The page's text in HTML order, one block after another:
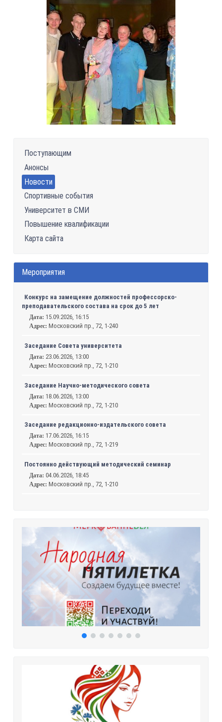
Поступающим
Анонсы
Новости
Спортивные события
Университет в СМИ
Повышение квалификации
Карта сайта
Мероприятия
Конкурс на замещение должностей профессорско-
преподавательского состава на срок до 5 лет
Дата: 15.09.2026, 16:15
Адрес: Московский пр., 72, 1-240
Заседание Совета университета
Дата: 23.06.2026, 13:00
Адрес: Московский пр., 72, 1-210
Заседание Научно-методического совета
Дата: 18.06.2026, 13:00
Адрес: Московский пр., 72, 1-210
Заседание редакционно-издательского совета
Дата: 17.06.2026, 16:15
Адрес: Московский пр., 72, 1-219
Постоянно действующий методический семинар
Дата:04.06.2026, 18:45
Адрес: Московский пр., 72, 1-210